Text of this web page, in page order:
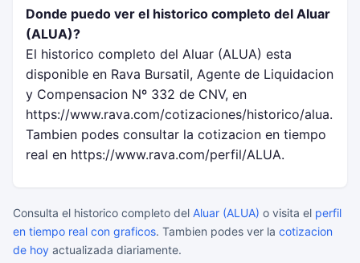
Donde puedo ver el historico completo del Aluar
(ALUA)?
El historico completo del Aluar (ALUA) esta
disponible en Rava Bursatil, Agente de Liquidacion
y Compensacion Nº 332 de CNV, en
https://www.rava.com/cotizaciones/historico/alua.
Tambien podes consultar la cotizacion en tiempo
real en https://www.rava.com/perfil/ALUA.
Consulta el historico completo del Aluar (ALUA) o visita el perfil
en tiempo real con graficos. Tambien podes ver la cotizacion
de hoy actualizada diariamente.